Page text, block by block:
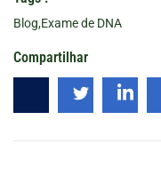
Blog,Exame de DNA
Compartilhar